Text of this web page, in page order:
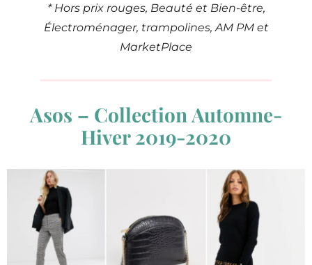
* Hors prix rouges, Beauté et Bien-être,
Électroménager, trampolines, AM PM et
MarketPlace
Asos – Collection Automne-
Hiver 2019-2020